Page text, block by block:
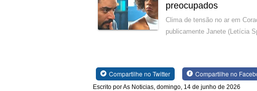
preocupados
Clima de tensão no ar em
publicamente Janete (Letícia
Compartilhe no Twitter Compartilhe no
Escrito por As Noticias, domingo, 14 de junho de 2026